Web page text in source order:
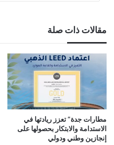
مقالات ذات صلة
مطارات جدة” تعزز ريادتها في
الاستدامة والابتكار بحصولها على
إنجازين وطني ودولي